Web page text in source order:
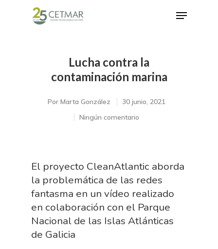
Hit enter to search or ESC to close
Lucha contra la
contaminación marina
Por Marta González
30 junio, 2021
Ningún comentario
El proyecto CleanAtlantic aborda
la problemática de las redes
fantasma en un vídeo realizado
en colaboración con el Parque
Nacional de las Islas Atlánticas
de Galicia